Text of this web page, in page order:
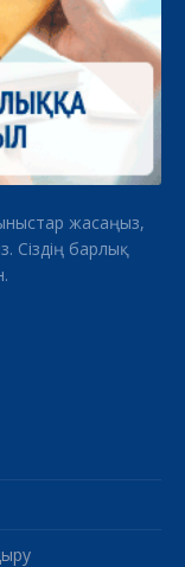
жасаңыз,
Сіздің барлық